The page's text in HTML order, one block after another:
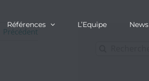
Références L’Equipe News
Précédent